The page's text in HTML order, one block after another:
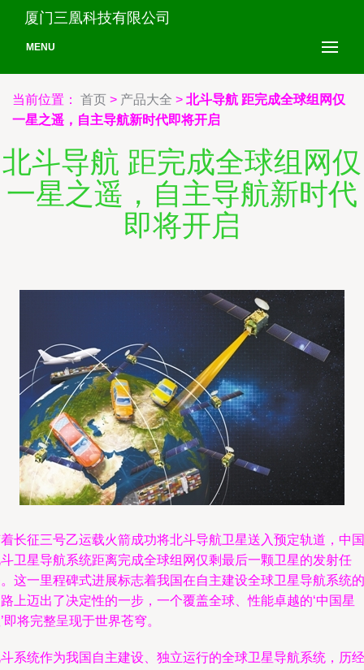
厦门三凰科技有限公司
MENU
当前位置： 首页 > 产品大全 > 北斗导航 距完成全球组网仅
一星之遥，自主导航新时代即将开启
北斗导航 距完成全球组网仅
一星之遥，自主导航新时代
即将开启
长征三号乙运载火箭成功将北斗导航卫星送入预定轨道，中国
卫星导航系统距离完成全球组网仅剩最后一颗卫星的发射任
这一里程碑式进展标志着我国在自主建设全球卫星导航系统的
上迈出了决定性的一步，一个覆盖全球、性能卓越的‘中国星
即将完整呈现于世界苍穹。
系统作为我国自主建设、独立运行的全球卫星导航系统，历经